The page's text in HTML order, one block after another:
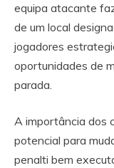
equipa atacante
de um local
jogadores
oportunidades de
parada.
A importância dos
potencial para
penalti bem